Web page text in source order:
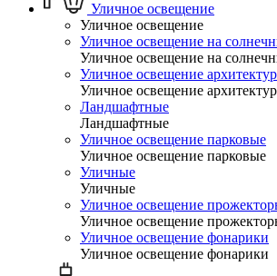
Уличное освещение
Уличное освещение
Уличное освещение на
Уличное освещение на
Уличное освещение
Уличное освещение
Ландшафтные
Ландшафтные
Уличное освещение парковые
Уличное освещение парковые
Уличные
Уличные
Уличное освещение
Уличное освещение
Уличное освещение фонарики
Уличное освещение фонарики